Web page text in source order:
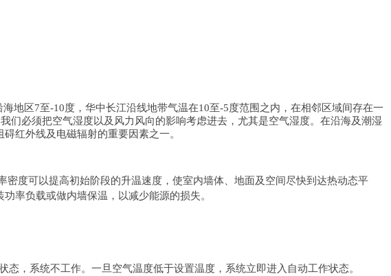
区7至-10度，华中长江沿线地带气温在10至-5度范围之内，在相邻区域间存在一
们必须把空气湿度以及风力风向的影响考虑进去，尤其是空气湿度。在沿海及潮湿
红外线及电磁辐射的重要因素之一。
度可以提高初始阶段的升温速度，使室内墙体、地面及空间尽快到达热动态平
率负载或做内墙保温，以减少能源的损失。
，系统不工作。一旦空气温度低于设置温度，系统立即进入自动工作状态。